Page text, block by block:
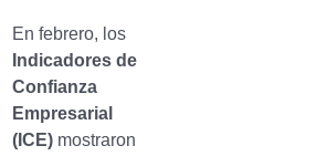
En febrero, los
Indicadores de
Confianza
Empresarial
(ICE)mostraron